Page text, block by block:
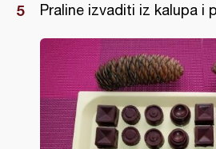
Praline izvaditi iz kalupa i